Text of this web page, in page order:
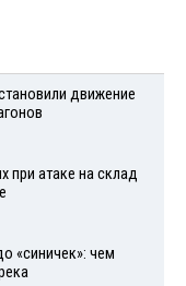
движение
при атаке на склад
«синичек»: чем